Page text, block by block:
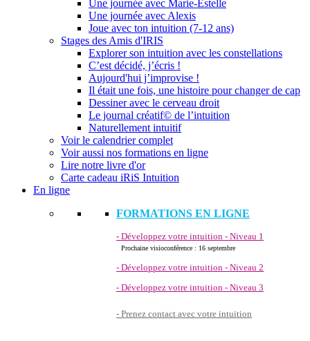
Une journée avec Marie-Estelle
Une journée avec Alexis
Joue avec ton intuition (7-12 ans)
Stages des Amis d'IRIS
Explorer son intuition avec les constellations
C’est décidé, j’écris !
Aujourd'hui j’improvise !
Il était une fois, une histoire pour changer de cap
Dessiner avec le cerveau droit
Le journal créatif© de l’intuition
Naturellement intuitif
Voir le calendrier complet
Voir aussi nos formations en ligne
Lire notre livre d'or
Carte cadeau iRiS Intuition
En ligne
FORMATIONS EN LIGNE
- Développez votre intuition - Niveau 1
Prochaine visioconférence : 16 septembre
- Développez votre intuition - Niveau 2
- Développez votre intuition - Niveau 3
- Prenez contact avec votre intuition